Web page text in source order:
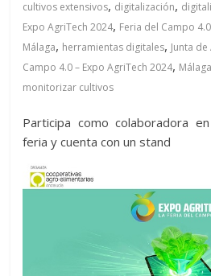
cultivos extensivos, digitalización,
Expo AgriTech 2024, Feria del Campo 4.0
Málaga, herramientas digitales, Junta
Campo 4.0 – Expo AgriTech 2024, Málaga
monitorizar cultivos
Participa como colaboradora
feria y cuenta con un stand